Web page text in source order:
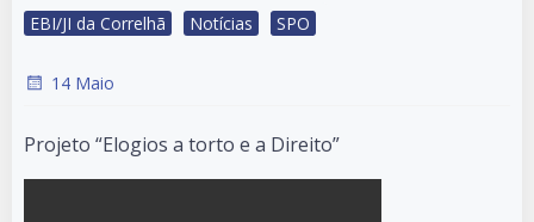
EBI/JI da Correlhã Notícias SPO
14 Maio
Projeto “Elogios a torto e a Direito”